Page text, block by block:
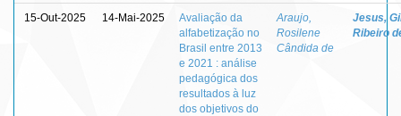
15-Out-2025 14-Mai-2025
Avaliação da
alfabetização no
Brasil entre 2013
e 2021 : análise
pedagógica dos
resultados à luz
dos objetivos do
Araujo,
Rosilene
Cândida de
Jesus,
Ribeiro